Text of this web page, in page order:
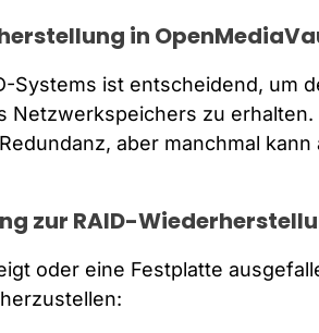
in
Systems ist entscheidend, um
Netzwerkspeichers zu erhalten.
aber manchmal
RAID-
oder eine Festplatte